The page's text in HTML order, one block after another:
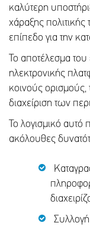
καλύτερη
χάραξης
επίπεδο για την
Το αποτέλεσμα του
ηλεκτρονικής
κοινούς ορισμούς,
διαχείριση των
Το λογισμικό αυτό
ακόλουθες
Συλλογή